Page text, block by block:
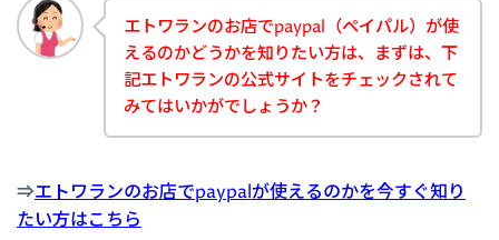
エトワランのお店でpaypal（ペイパル）が使
えるのかどうかを知りたい方は、まずは、下
記エトワランの公式サイトをチェックされて
みてはいかがでしょうか？
⇒エトワランのお店でpaypalが使えるのかを今すぐ知り
たい方はこちら